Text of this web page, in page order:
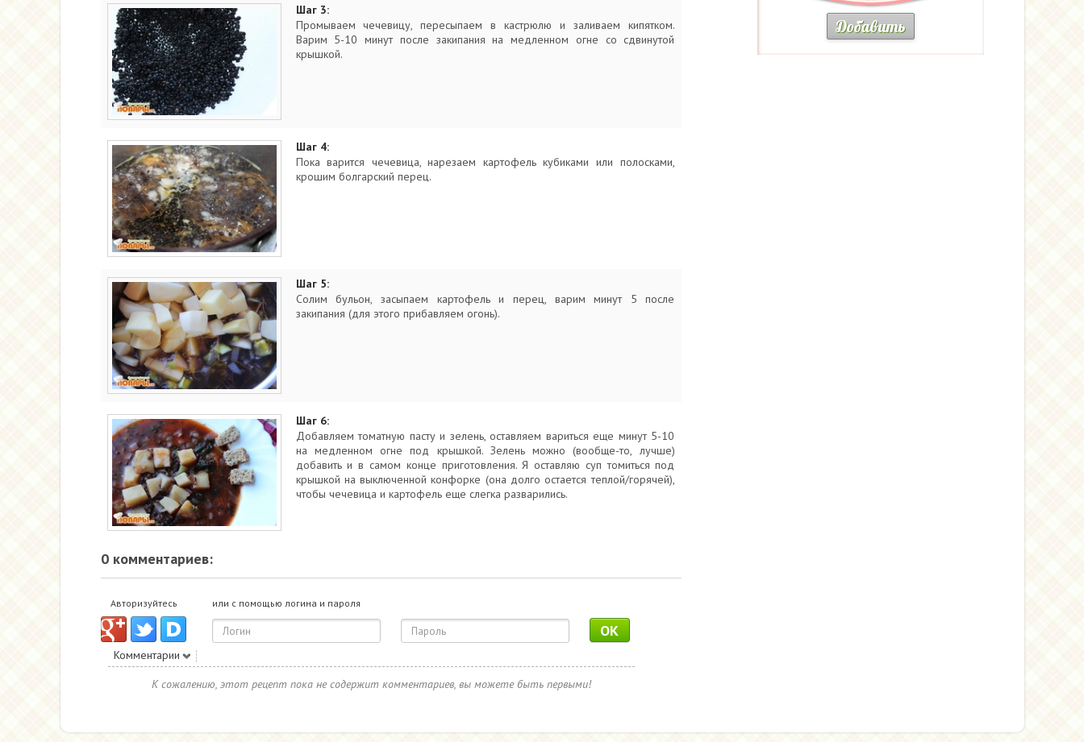
Шаг 3:
Промываем чечевицу, пересыпаем в кастрюлю и заливаем кипятком.
Варим 5-10 минут после закипания на медленном огне со сдвинутой
крышкой.
Шаг 4:
Пока варится чечевица, нарезаем картофель кубиками или полосками,
крошим болгарский перец.
Шаг 5:
Солим бульон, засыпаем картофель и перец, варим минут 5 после
закипания (для этого прибавляем огонь).
Шаг 6:
Добавляем томатную пасту и зелень, оставляем вариться еще минут 5-10
на медленном огне под крышкой. Зелень можно (вообще-то, лучше)
добавить и в самом конце приготовления. Я оставляю суп томиться под
крышкой на выключенной конфорке (она долго остается теплой/горячей),
чтобы чечевица и картофель еще слегка разварились.
0 комментариев:
Авторизуйтесь или с помощью логина и пароля
OK
Комментарии
К сожалению, этот рецепт пока не содержит комментариев, вы можете быть первыми!
Добавить